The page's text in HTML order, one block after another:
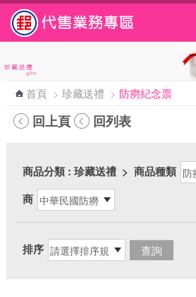
跳到主要內容區塊
首頁 > 珍藏送禮 > 防癆紀念票
回上頁 回列表
商品分類: 珍藏送禮 > 商品種類
商
排序